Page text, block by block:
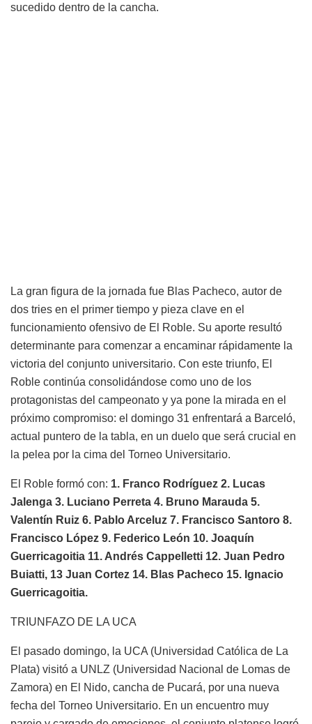
sucedido dentro de la cancha.
La gran figura de la jornada fue Blas Pacheco, autor de
dos tries en el primer tiempo y pieza clave en el
funcionamiento ofensivo de El Roble. Su aporte resultó
determinante para comenzar a encaminar rápidamente la
victoria del conjunto universitario. Con este triunfo, El
Roble continúa consolidándose como uno de los
protagonistas del campeonato y ya pone la mirada en el
próximo compromiso: el domingo 31 enfrentará a Barceló,
actual puntero de la tabla, en un duelo que será crucial en
la pelea por la cima del Torneo Universitario.
El Roble formó con: 1. Franco Rodríguez 2. Lucas
Jalenga 3. Luciano Perreta 4. Bruno Marauda 5.
Valentín Ruiz 6. Pablo Arceluz 7. Francisco Santoro 8.
Francisco López 9. Federico León 10. Joaquín
Guerricagoitia 11. Andrés Cappelletti 12. Juan Pedro
Buiatti, 13 Juan Cortez 14. Blas Pacheco 15. Ignacio
Guerricagoitia.
TRIUNFAZO DE LA UCA
El pasado domingo, la UCA (Universidad Católica de La
Plata) visitó a UNLZ (Universidad Nacional de Lomas de
Zamora) en El Nido, cancha de Pucará, por una nueva
fecha del Torneo Universitario. En un encuentro muy